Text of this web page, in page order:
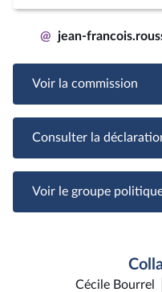
@ jean-
Voir la commission
Consulter la
Voir le groupe
Cécile Bourrel